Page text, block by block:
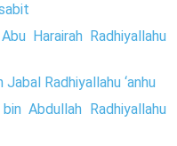
Harairah Radhiyallahu
Jabal Radhiyallahu ‘anhu
Abdullah Radhiyallahu